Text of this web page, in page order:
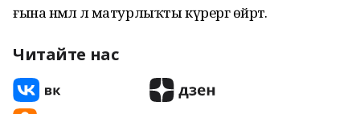
ғына нәмәлә лә матурлыҡты күрергә өйрәтә.
Читайте нас